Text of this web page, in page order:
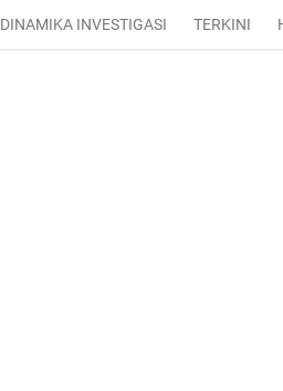
DINAMIKA INVESTIGASI TERKINI